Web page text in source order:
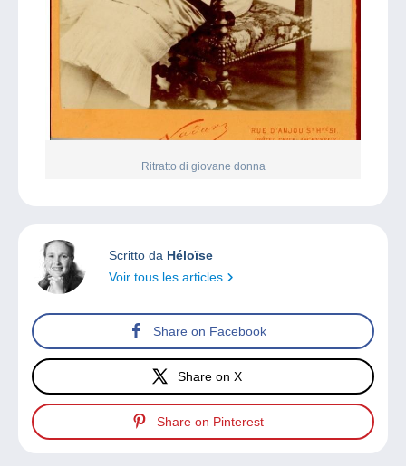
Ritratto di giovane donna
Scritto da Héloïse
Voir tous les articles
Share on Facebook
Share on X
Share on Pinterest